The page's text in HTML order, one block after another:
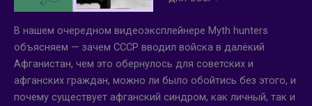
В нашем очередном видеоэксплейнере Myth hunters
объясняем — зачем СССР вводил войска в далёкий
Афганистан, чем это обернулось для советских и
афганских граждан, можно ли было обойтись без этого, и
почему существует афганский синдром, как личный, так и